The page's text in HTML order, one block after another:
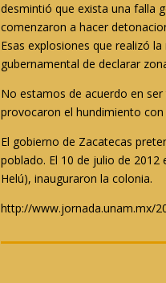
desmintió que exista una falla
comenzaron a hacer
Esas explosiones que realizó
gubernamental de declarar
No estamos de acuerdo en
provocaron el hundimiento
El gobierno de Zacatecas
poblado. El 10 de julio de
Helú), inauguraron la colonia.
http://www.jornada.unam.mx/